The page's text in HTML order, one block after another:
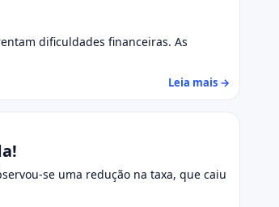
dificuldades financeiras. As
Leia mais →
se uma redução na taxa, que caiu